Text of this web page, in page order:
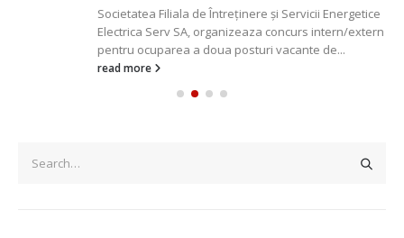
Societatea Filiala de Întreţinere şi Servicii Energetice
Electrica Serv SA, organizeaza concurs intern/extern
pentru ocuparea a doua posturi vacante de...
read more